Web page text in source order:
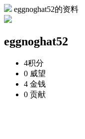
eggnoghat52的资料
eggnoghat52
4积分
0 威望
4 金钱
0 贡献